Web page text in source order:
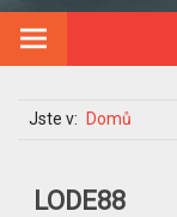
Jste v: Domů
LODE88